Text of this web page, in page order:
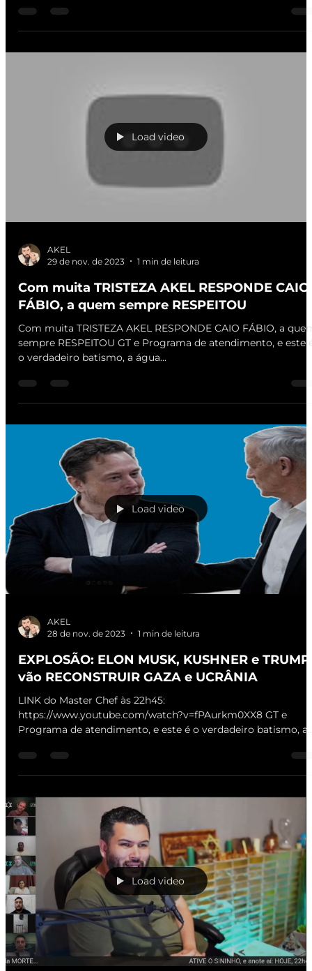
Load video
AKEL
29 de nov. de 2023
1 min de leitura
Com muita TRISTEZA AKEL RESPONDE CAIO
FÁBIO, a quem sempre RESPEITOU
Com muita TRISTEZA AKEL RESPONDE CAIO FÁBIO, a
sempre RESPEITOU GT e Programa de atendimento, e este
o verdadeiro batismo, a água...
Load video
AKEL
28 de nov. de 2023
1 min de leitura
EXPLOSÃO: ELON MUSK, KUSHNER e TRUMP
vão RECONSTRUIR GAZA e UCRÂNIA
LINK do Master Chef às 22h45:
https://www.youtube.com/watch?v=fPAurkm0XX8 GT e
Programa de atendimento, e este é o verdadeiro batismo,
Load video